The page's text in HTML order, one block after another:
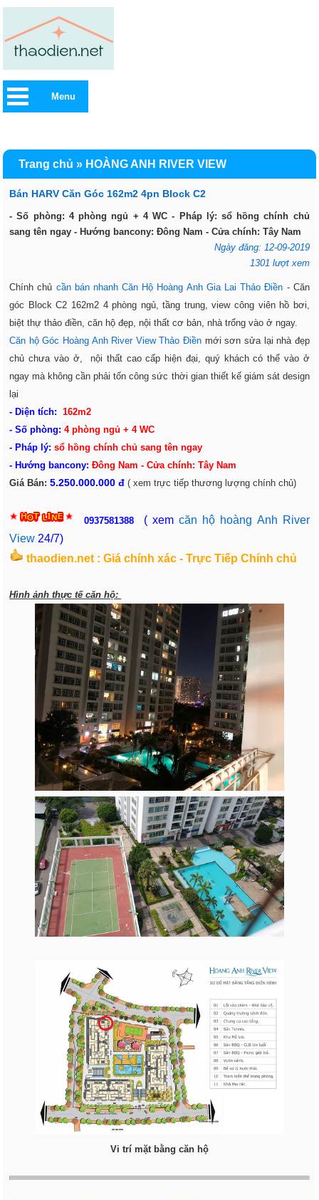
Bán HARV Căn Góc 162m2 4pn Block C2
- Số phòng: 4 phòng ngủ + 4 WC - Pháp lý: sổ hồng chính chủ
sang tên ngay - Hướng bancony: Đông Nam - Cửa chính: Tây Nam
Ngày đăng: 12-09-2019
1301 lượt xem
Chính chủ cần bán nhanh Căn Hộ Hoàng Anh Gia Lai Thảo Điền - Căn
góc Block C2 162m2 4 phòng ngủ, tầng trung, view công viên hồ bơi,
biệt thự thảo điền, căn hộ đẹp, nội thất cơ bản, nhà trống vào ở ngay.
Căn hộ Góc Hoàng Anh River View Thảo Điền mới sơn sửa lại nhà đẹp
chủ chưa vào ở, nội thất cao cấp hiện đại, quý khách có thể vào ở
ngay mà không cần phải tốn công sức thời gian thiết kế giám sát design
lại
- Diện tích:
162m2
- Số phòng:4 phòng ngủ + 4 WC
- Pháp lý: sổ hồng chính chủ sang tên ngay
- Hướng bancony: Đông Nam - Cửa chính: Tây Nam
Giá Bán: 5.250.000.000 đ ( xem trực tiếp thương lượng chính chủ)
0937581388 ( xemcăn hộ hoàng Anh River
View 24/7)
thaodien.net : Giá chính xác - Trực Tiếp Chính chủ
Hình ảnh thực tế căn hộ:
Vi trí mặt bằng căn hộ
Trang chủ » HOÀNG ANH RIVER VIEW
Menu